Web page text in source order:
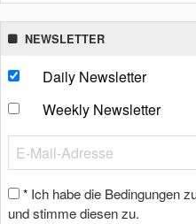
NEWSLETTER
Daily Newsletter
Weekly Newsletter
* Ich habe die Bedingungen
und stimme diesen zu.